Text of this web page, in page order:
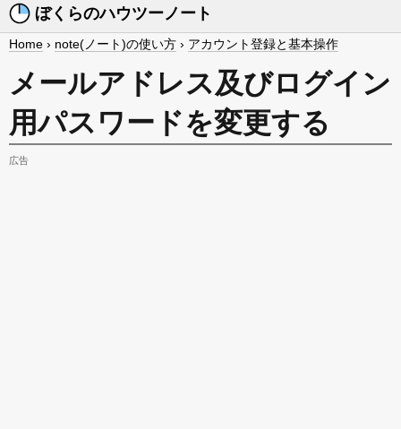
ぼくらのハウツーノート
Home › note(ノート)の使い方 › アカウント登録と基本操作
メールアドレス及びログイン
用パスワードを変更する
広告